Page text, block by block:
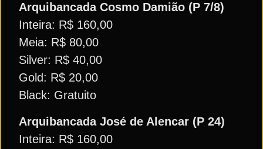
Arquibancada Cosmo Damião (P 7/8)
Inteira: R$ 160,00
Meia: R$ 80,00
Silver: R$ 40,00
Gold: R$ 20,00
Black: Gratuito
Arquibancada José de Alencar (P 24)
Inteira: R$ 160,00